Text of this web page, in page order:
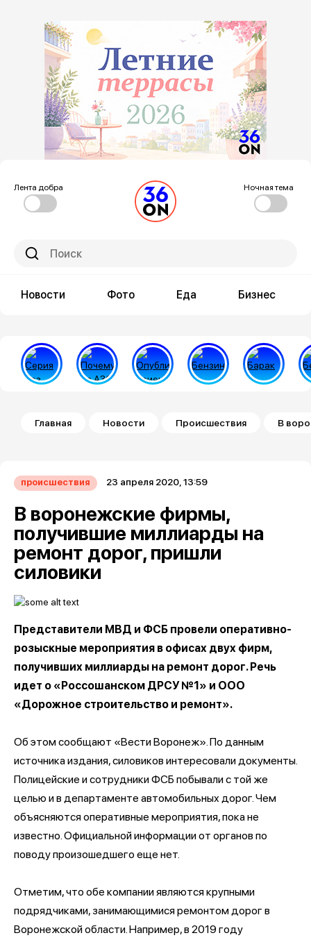
Лента добра Ночная тема
Новости Фото Еда Бизнес
Строка навигации
Главная Новости Происшествия В
происшествия 23 апреля 2020, 13:59
В воронежские фирмы,
получившие миллиарды на
ремонт дорог, пришли
силовики
Представители МВД и ФСБ провели оперативно-
розыскные мероприятия в офисах двух фирм,
получивших миллиарды на ремонт дорог. Речь
идет о «Россошанском ДРСУ №1» и ООО
«Дорожное строительство и ремонт».
Об этом сообщают «Вести Воронеж». По данным
источника издания, силовиков интересовали документы.
Полицейские и сотрудники ФСБ побывали с той же
целью и в департаменте автомобильных дорог. Чем
объясняются оперативные мероприятия, пока не
известно. Официальной информации от органов по
поводу произошедшего еще нет.
Отметим, что обе компании являются крупными
подрядчиками, занимающимися ремонтом дорог в
Воронежской области. Например, в 2019 году